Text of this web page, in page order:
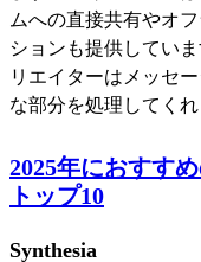
ムへの直接共有やオ
ションも提供してい
リエイターはメッセ
な部分を処理してくれ
2025年におすす
トップ10
Synthesia